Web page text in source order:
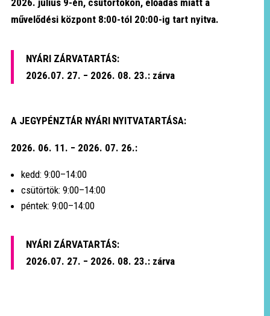
művelődési központ 8:00-tól 20:00-ig tart nyitva.
NYÁRI ZÁRVATARTÁS:
2026.07. 27. − 2026. 08. 23.: zárva
A JEGYPÉNZTÁR NYÁRI NYITVATARTÁSA:
2026. 06. 11. − 2026. 07. 26.:
kedd: 9:00–14:00
csütörtök: 9:00–14:00
péntek: 9:00–14:00
NYÁRI ZÁRVATARTÁS:
2026.07. 27. − 2026. 08. 23.: zárva